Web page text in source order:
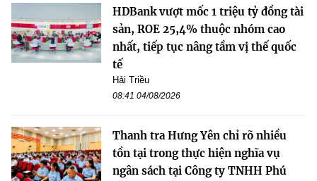
HDBank vượt mốc 1 triệu tỷ đồng tài
sản, ROE 25,4% thuộc nhóm cao
nhất, tiếp tục nâng tầm vị thế quốc
tế
Hải Triều
08:41 04/08/2026
Thanh tra Hưng Yên chỉ rõ nhiều
tồn tại trong thực hiện nghĩa vụ
ngân sách tại Công ty TNHH Phú